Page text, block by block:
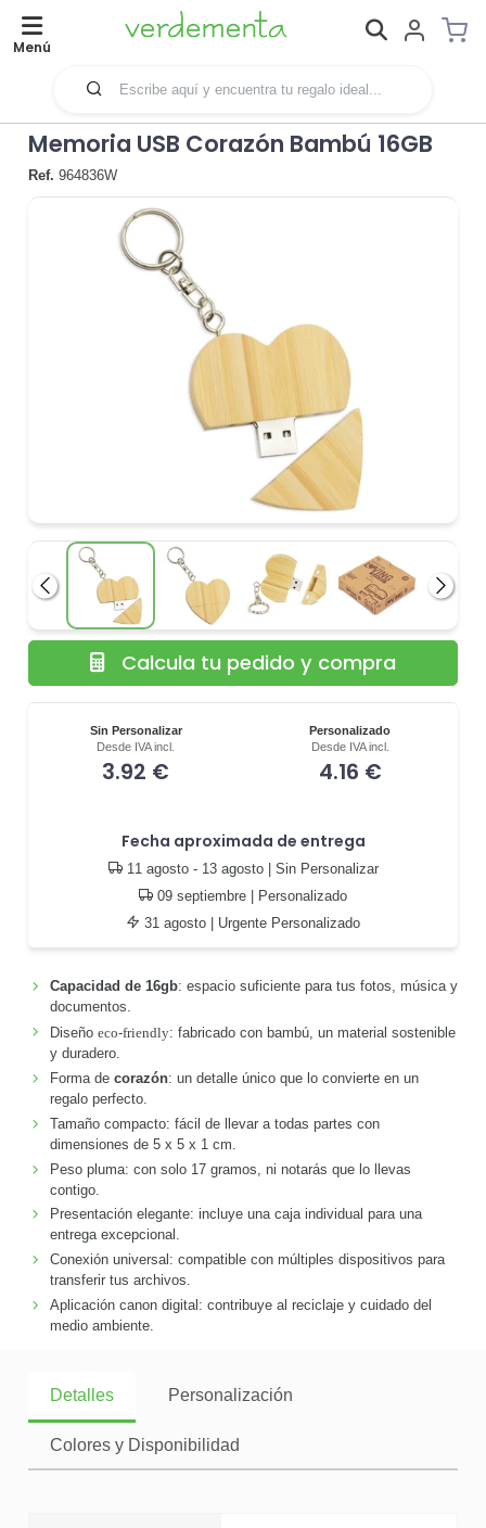
Menú
Memoria USB Corazón Bambú 16GB
Ref. 964836W
Anterior
Sin Personalizar
Desde IVA incl.
3.92 €
Personalizado
Desde IVA incl.
4.16 €
Fecha aproximada de entrega
11 agosto - 13 agosto| Sin Personalizar
09 septiembre | Personalizado
31 agosto | Urgente Personalizado
Calcula tu pedido y compra
Capacidad de 16gb: espacio suficiente para tus fotos, música y
documentos.
Diseño eco-friendly: fabricado con bambú, un material sostenible
y duradero.
Forma de corazón: un detalle único que lo convierte en un
regalo perfecto.
Tamaño compacto: fácil de llevar a todas partes con
dimensiones de 5 x 5 x 1 cm.
Peso pluma: con solo 17 gramos, ni notarás que lo llevas
contigo.
Presentación elegante: incluye una caja individual para una
entrega excepcional.
Conexión universal: compatible con múltiples dispositivos para
transferir tus archivos.
Aplicación canon digital: contribuye al reciclaje y cuidado del
medio ambiente.
Detalles Personalización
Colores y Disponibilidad